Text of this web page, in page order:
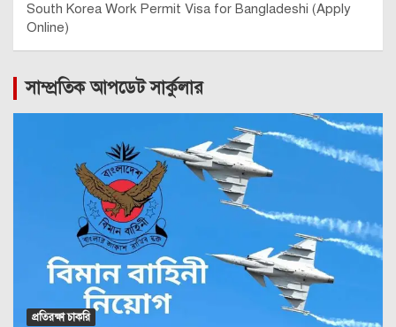
South Korea Work Permit Visa for Bangladeshi (Apply
Online)
সাম্প্রতিক আপডেট সার্কুলার
প্রতিরক্ষা চাকরি